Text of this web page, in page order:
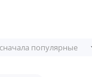
сначала популярные